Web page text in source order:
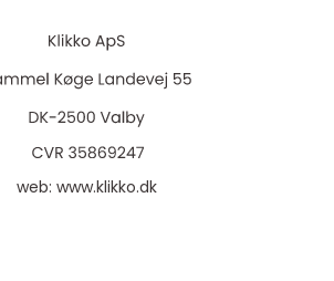
web: www.klikko.dk